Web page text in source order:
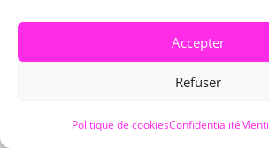
Accepter
Refuser
Politique de cookiesConfidentialité